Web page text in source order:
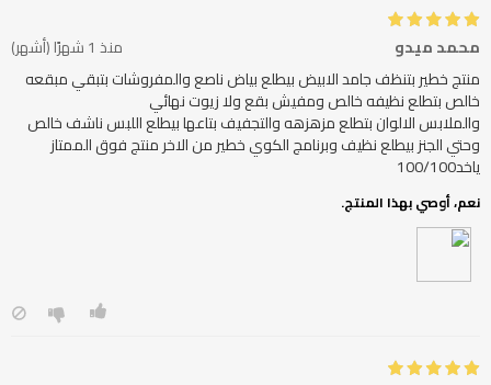
محمد ميدو
منذ 1 شهرًا (أشهر)
منتج خطير بتنظف جامد الابيض بيطلع بياض ناصع والمفروشات بتبقي مبقعه
والملابس الالوان بتطلع مزهزهه والتجفيف بتاعها بيطلع اللبس ناشف خالص
وحتي الجنز بيطلع نظيف وبرنامج الكوي خطير من الاخر منتج فوق الممتاز
ياخد100/100
نعم، أوصي بهذا المنتج.